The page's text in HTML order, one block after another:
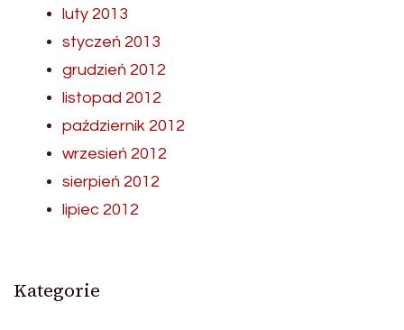
luty 2013
styczeń 2013
grudzień 2012
listopad 2012
październik 2012
wrzesień 2012
sierpień 2012
lipiec 2012
Kategorie